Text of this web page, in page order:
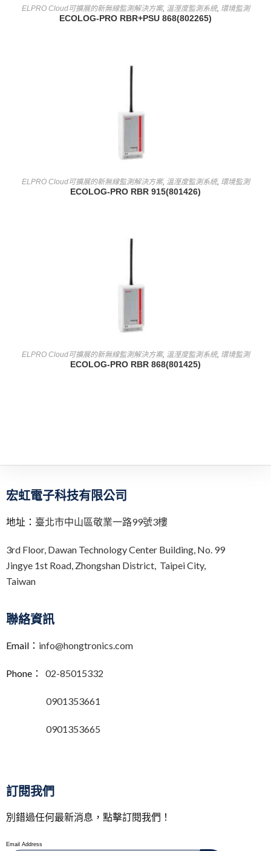
查看內容
ELPRO Cloud可擴展的新無線監測解決方案, 溫溼度監測系統, 環境監測
ECOLOG-PRO RBR+PSU 868(802265)
查看內容
ELPRO Cloud可擴展的新無線監測解決方案, 溫溼度監測系統, 環境監測
ECOLOG-PRO RBR 915(801426)
查看內容
ELPRO Cloud可擴展的新無線監測解決方案, 溫溼度監測系統, 環境監測
ECOLOG-PRO RBR 868(801425)
宏虹電子科技有限公司
地址： 臺北市中山區敬業一路99號3樓
3rd Floor, Dawan Technology Center Building, No. 99
Jingye 1st Road, Zhongshan District, Taipei City,
Taiwan
聯絡資訊
Email： info@hongtronics.com
Phone： 02-85015332
0901353661
0901353665
訂閱我們
別錯過任何最新消息，點擊訂閱我們！
Email Address